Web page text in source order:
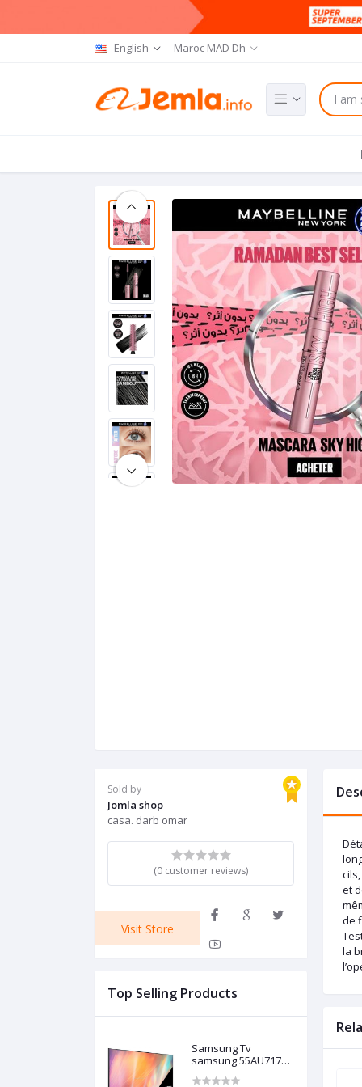
English Maroc MAD Dh
Sold by
Jomla shop
casa. darb omar
(0 customer reviews)
Visit Store
Top Selling Products
Samsung Tv
samsung 55AU7172
et
de
la